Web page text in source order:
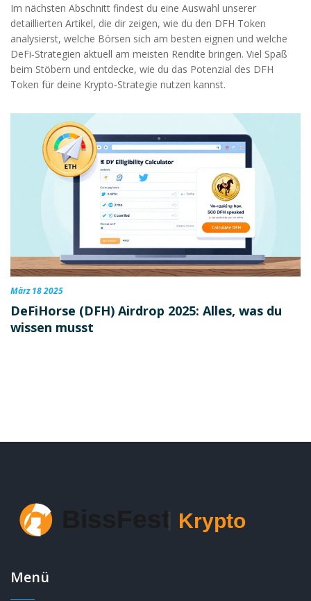
Im nächsten Abschnitt findest du eine Auswahl unserer
detaillierten Artikel, die dir zeigen, wie du den DFH Token
analysierst, welche Börsen sich am besten eignen und welche
DeFi‑Strategien aktuell am meisten Rendite bringen. Viel Spaß
beim Stöbern und entdecke, wie du das Potenzial des DFH
Token für deine Krypto‑Strategie nutzen kannst.
März 18 2025
DeFiHorse (DFH) Airdrop 2025: Alles, was du
wissen musst
Menü